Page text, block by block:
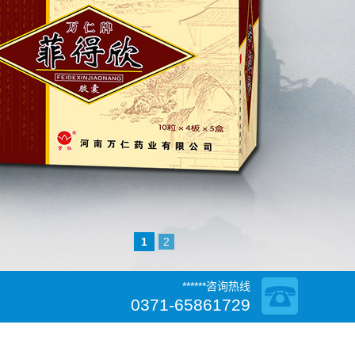
1 2
******咨询热线
0371-65861729